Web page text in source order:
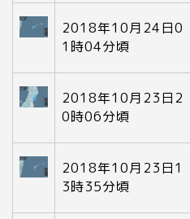
2018年10月24日0
1時04分頃
2018年10月23日2
0時06分頃
2018年10月23日1
3時35分頃